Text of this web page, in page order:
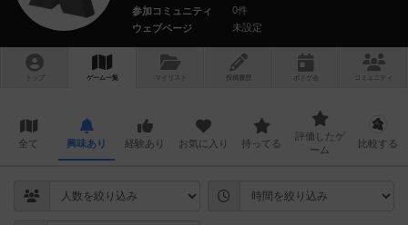
参加コミュニティ
0件
ウェブページ
未設定
トップ ゲーム一覧 マイリスト 投稿履歴 ボ ドゲ コミュニティ
全て 興味あり 経験あり お気に入り 持ってる
評価したゲ
ーム
比較する